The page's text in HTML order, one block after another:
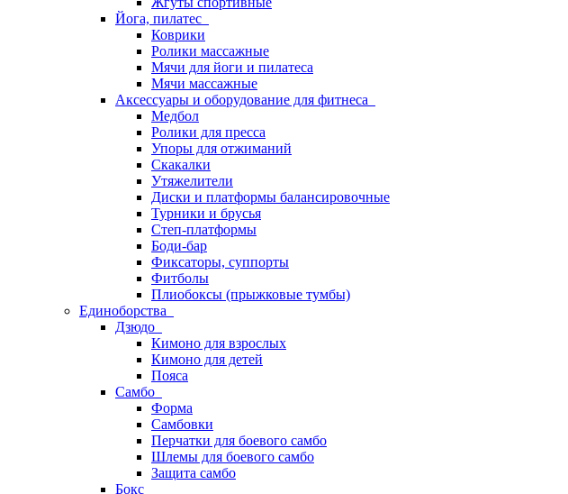
Йога, пилатес
Коврики
Ролики массажные
Мячи для йоги и пилатеса
Мячи массажные
Аксессуары и оборудование для фитнеса
Медбол
Ролики для пресса
Упоры для отжиманий
Скакалки
Утяжелители
Диски и платформы балансировочные
Турники и брусья
Степ-платформы
Боди-бар
Фиксаторы, суппорты
Фитболы
Плиобоксы (прыжковые тумбы)
Единоборства
Дзюдо
Кимоно для взрослых
Кимоно для детей
Пояса
Самбо
Форма
Самбовки
Перчатки для боевого самбо
Шлемы для боевого самбо
Защита самбо
Бокс